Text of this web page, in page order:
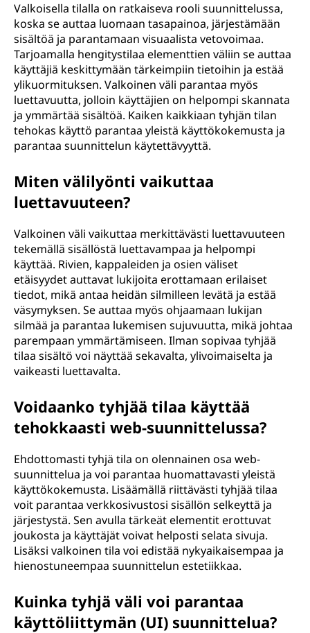
Valkoisella tilalla on ratkaiseva rooli suunnittelussa,
koska se auttaa luomaan tasapainoa, järjestämään
sisältöä ja parantamaan visuaalista vetovoimaa.
Tarjoamalla hengitystilaa elementtien väliin se auttaa
käyttäjiä keskittymään tärkeimpiin tietoihin ja estää
ylikuormituksen. Valkoinen väli parantaa myös
luettavuutta, jolloin käyttäjien on helpompi skannata
ja ymmärtää sisältöä. Kaiken kaikkiaan tyhjän tilan
tehokas käyttö parantaa yleistä käyttökokemusta ja
parantaa suunnittelun käytettävyyttä.
Miten välilyönti vaikuttaa
luettavuuteen?
Valkoinen väli vaikuttaa merkittävästi luettavuuteen
tekemällä sisällöstä luettavampaa ja helpompi
käyttää. Rivien, kappaleiden ja osien väliset
etäisyydet auttavat lukijoita erottamaan erilaiset
tiedot, mikä antaa heidän silmilleen levätä ja estää
väsymyksen. Se auttaa myös ohjaamaan lukijan
silmää ja parantaa lukemisen sujuvuutta, mikä johtaa
parempaan ymmärtämiseen. Ilman sopivaa tyhjää
tilaa sisältö voi näyttää sekavalta, ylivoimaiselta ja
vaikeasti luettavalta.
Voidaanko tyhjää tilaa käyttää
tehokkaasti web-suunnittelussa?
Ehdottomasti tyhjä tila on olennainen osa web-
suunnittelua ja voi parantaa huomattavasti yleistä
käyttökokemusta. Lisäämällä riittävästi tyhjää tilaa
voit parantaa verkkosivustosi sisällön selkeyttä ja
järjestystä. Sen avulla tärkeät elementit erottuvat
joukosta ja käyttäjät voivat helposti selata sivuja.
Lisäksi valkoinen tila voi edistää nykyaikaisempaa ja
hienostuneempaa suunnittelun estetiikkaa.
Kuinka tyhjä väli voi parantaa
käyttöliittymän (UI) suunnittelua?